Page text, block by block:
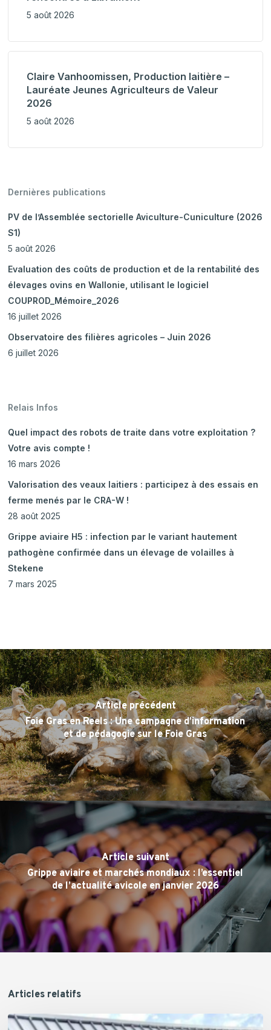
5 août 2026
Claire Vanhoomissen, Production laitière –
Lauréate Jeunes Agriculteurs de Valeur
2026
5 août 2026
Dernières publications
PV de l’Assemblée sectorielle Aviculture-Cuniculture (2026
S1)
5 août 2026
Evaluation des coûts de production et de la rentabilité des
élevages ovins en Wallonie, utilisant le logiciel
COUPROD_Mémoire_2026
16 juillet 2026
Observatoire des filières agricoles – Juin 2026
6 juillet 2026
Relais Infos
Quel impact des robots de traite dans votre exploitation ?
Votre avis compte !
16 mars 2026
Valorisation des veaux laitiers : participez à des essais en
ferme menés par le CRA-W !
28 août 2025
Grippe aviaire H5 : infection par le variant hautement
pathogène confirmée dans un élevage de volailles à
Stekene
7 mars 2025
Article précédent
Foie Gras en Reels : Une campagne d’information
et de pédagogie sur le Foie Gras
Article suivant
Grippe aviaire et marchés mondiaux : l’essentiel
de l’actualité avicole en janvier 2026
Articles relatifs
Julian